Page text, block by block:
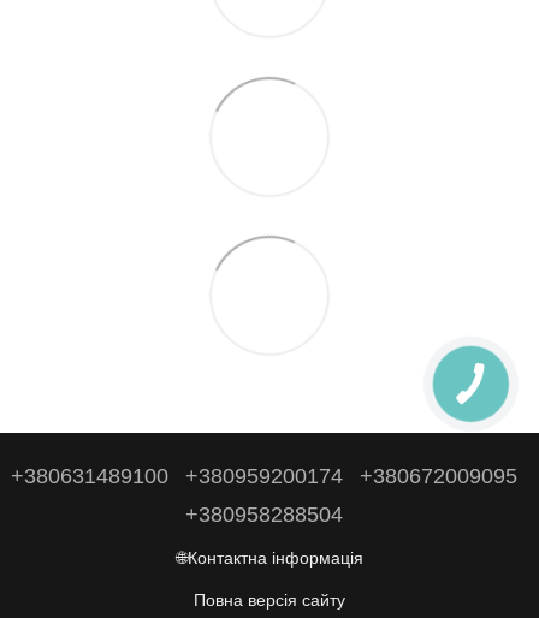
+380631489100 +380959200174
+380672009095
+380958288504
🌐Контактна інформація
Повна версія сайту